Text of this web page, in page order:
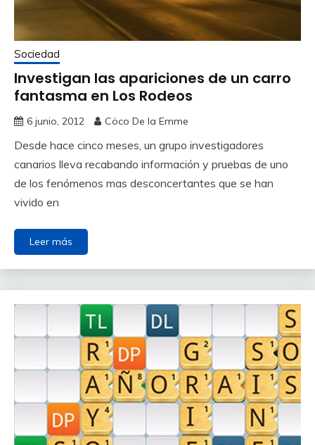
Sociedad
Investigan las apariciones de un carro
fantasma en Los Rodeos
6 junio, 2012 Cöco De la Emme
Desde hace cinco meses, un grupo investigadores
canarios lleva recabando información y pruebas de uno
de los fenómenos mas desconcertantes que se han
vivido en
Leer más